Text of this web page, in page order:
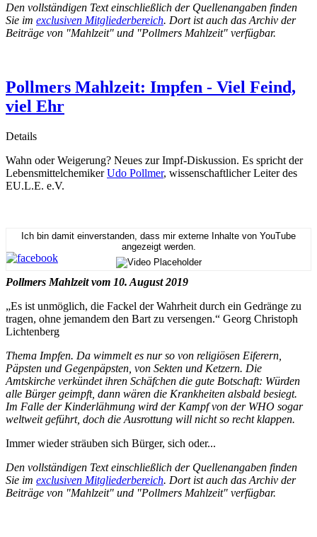
Den vollständigen Text einschließlich der Quellenangaben finden
Sie im exclusiven Mitgliederbereich. Dort ist auch das Archiv der
Beiträge von "Mahlzeit" und "Pollmers Mahlzeit" verfügbar.
Pollmers Mahlzeit: Impfen - Viel Feind,
viel Ehr
Details
Wahn oder Weigerung? Neues zur Impf-Diskussion. Es spricht der
LebensmittelchemikerUdo Pollmer, wissenschaftlicher Leiter des
EU.L.E. e.V.
Ich bin damit einverstanden, dass mir externe Inhalte von YouTube
angezeigt werden.
Pollmers Mahlzeit vom 10. August 2019
„Es ist unmöglich, die Fackel der Wahrheit durch ein Gedränge zu
tragen, ohne jemandem den Bart zu versengen.“ Georg Christoph
Lichtenberg
Thema Impfen. Da wimmelt es nur so von religiösen Eiferern,
Päpsten und Gegenpäpsten, von Sekten und Ketzern. Die
Amtskirche verkündet ihren Schäfchen die gute Botschaft: Würden
alle Bürger geimpft, dann wären die Krankheiten alsbald besiegt.
Im Falle der Kinderlähmung wird der Kampf von der WHO sogar
weltweit geführt, doch die Ausrottung will nicht so recht klappen.
Immer wieder sträuben sich Bürger, sich oder...
Den vollständigen Text einschließlich der Quellenangaben finden
Sie im exclusiven Mitgliederbereich. Dort ist auch das Archiv der
Beiträge von "Mahlzeit" und "Pollmers Mahlzeit" verfügbar.